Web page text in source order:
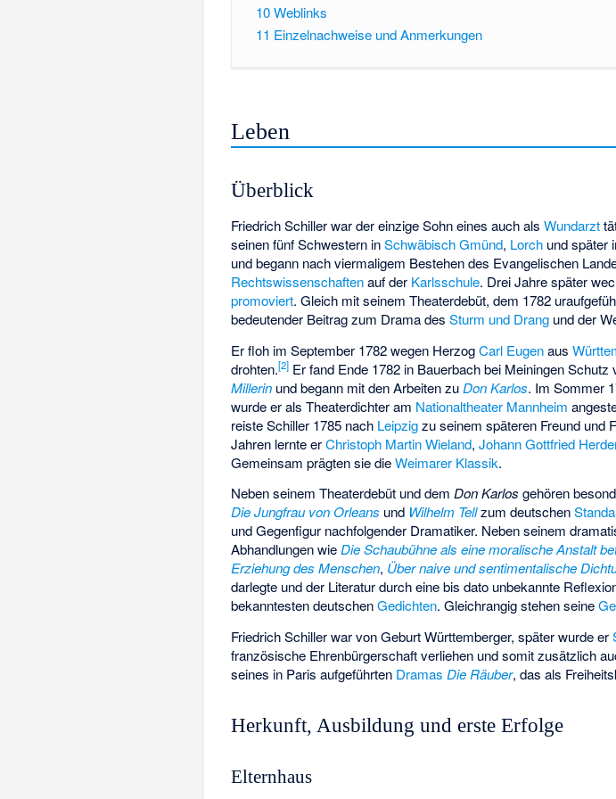
10Weblinks
11 Einzelnachweise und Anmerkungen
Leben
Überblick
Friedrich Schiller war der einzige Sohn eines auch alsWundarzt
seinen fünf Schwestern inSchwäbisch Gmünd, Lorch und später
und begann nach viermaligem Bestehen des Evangelischen
Rechtswissenschaftenauf der Karlsschule. Drei Jahre später
promoviert. Gleich mit seinem Theaterdebüt, dem 1782
bedeutender Beitrag zum Drama desSturm und Drang und der
Er floh im September 1782 wegen HerzogCarl Eugenaus
drohten.[2] Er fand Ende 1782 in Bauerbach bei Meiningen
Millerin und begann mit den Arbeiten zuDon Karlos. Im Sommer
wurde er als Theaterdichter am Nationaltheater Mannheim
reiste Schiller 1785 nach Leipzigzu seinem späteren Freund und
Jahren lernte erChristoph Martin Wieland,Johann Gottfried
Gemeinsam prägten sie dieWeimarer Klassik.
Neben seinem Theaterdebüt und demDon Karlos gehören
Die Jungfrau von Orleans und Wilhelm Tellzum deutschen
und Gegenfigur nachfolgender Dramatiker. Neben seinem
Abhandlungen wieDie Schaubühne als eine moralische Anstalt
Erziehung des Menschen, Über naive und sentimentalische
darlegte und der Literatur durch eine bis dato unbekannte
bekanntesten deutschenGedichten. Gleichrangig stehen seine
Friedrich Schiller war von Geburt Württemberger, später wurde er
französische Ehrenbürgerschaft verliehen und somit zusätzlich
seines in Paris aufgeführten Dramas Die Räuber, das als
Herkunft, Ausbildung und erste Erfolge
Elternhaus